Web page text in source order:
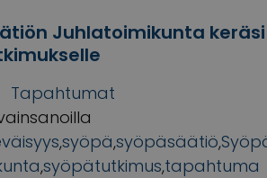
Juhlatoimikunta
Tapahtumat
,syöpä,syöpäsäätiö,
,syöpätutkimus,tapahtuma